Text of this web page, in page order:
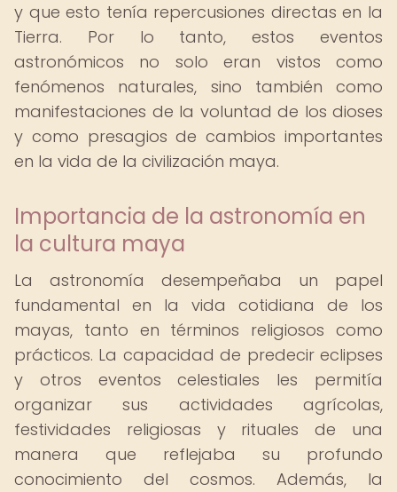
y que esto tenía repercusiones directas en la
Tierra. Por lo tanto, estos eventos
astronómicos no solo eran vistos como
fenómenos naturales, sino también como
manifestaciones de la voluntad de los dioses
y como presagios de cambios importantes
en la vida de la civilización maya.
Importancia de la astronomía en
la cultura maya
La astronomía desempeñaba un papel
fundamental en la vida cotidiana de los
mayas, tanto en términos religiosos como
prácticos. La capacidad de predecir eclipses
y otros eventos celestiales les permitía
organizar sus actividades agrícolas,
festividades religiosas y rituales de una
manera que reflejaba su profundo
conocimiento del cosmos. Además, la